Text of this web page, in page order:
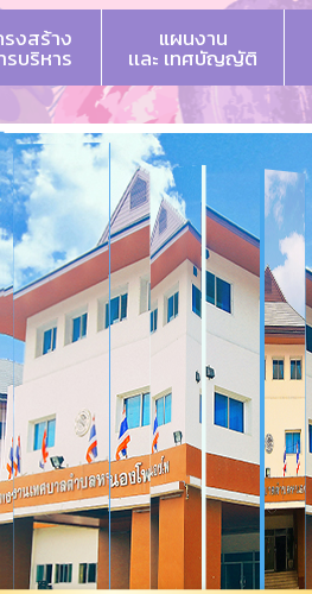
รงสร้าง
รบริหาร
แผนงาน
เเละ เทศบัญญัติ